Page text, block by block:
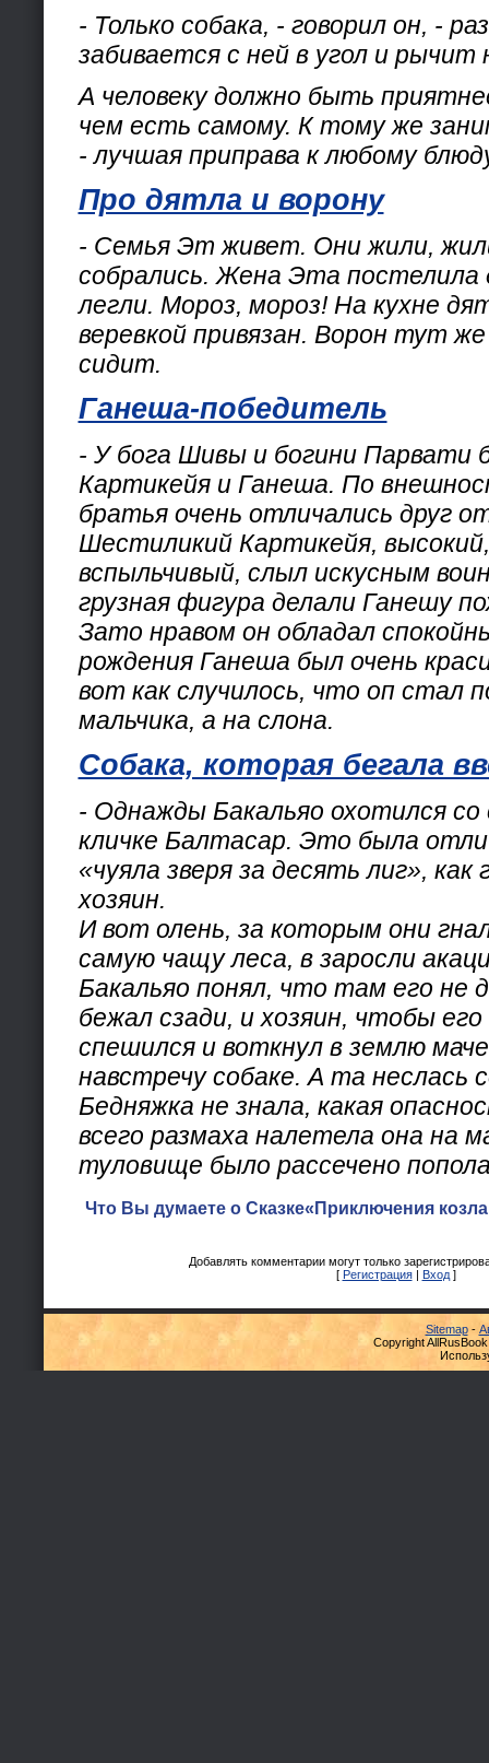
- Только собака, - говорил он, -
забивается с ней в угол и рычит
А человеку должно быть
чем есть самому. К тому же
- лучшая приправа к любому
Про дятла и ворону
- Семья Эт живет. Они жили,
собрались. Жена Эта
легли. Мороз, мороз! На кухне
веревкой привязан. Ворон тут
сидит.
Ганеша-победитель
- У бога Шивы и богини Парвати
Картикейя и Ганеша. По
братья очень отличались друг
Шестиликий Картикейя,
вспыльчивый, слыл искусным
грузная фигура делали Ганешу
Зато нравом он обладал
рождения Ганеша был очень
вот как случилось, что оп стал
мальчика, а на слона.
Собака, которая бегала
- Однажды Бакальяо охотился со
кличке Балтасар. Это была
«чуяла зверя за десять лиг», как
хозяин.
И вот олень, за которым они
самую чащу леса, в заросли
Бакальяо понял, что там его не
бежал сзади, и хозяин, чтобы
спешился и воткнул в землю
навстречу собаке. А та неслась
Бедняжка не знала, какая
всего размаха налетела она на
туловище было рассечено
Что Вы думаете о Сказке«Приключения козла
Добавлять комментарии могут только
[ Регистрация| Вход]
Sitemap-
Copyright